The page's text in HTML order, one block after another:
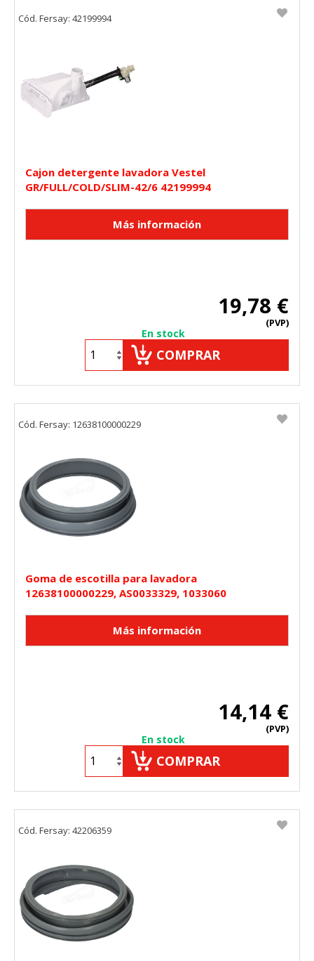
Cajon detergente lavadora Vestel
GR/FULL/COLD/SLIM-42/6 42199994
19,78 €
(PVP)
En stock
COMPRAR
Cód. Fersay: 42199994
Goma de escotilla para lavadora
12638100000229, AS0033329, 1033060
14,14 €
(PVP)
En stock
COMPRAR
Cód. Fersay: 12638100000229
Cód. Fersay: 42206359